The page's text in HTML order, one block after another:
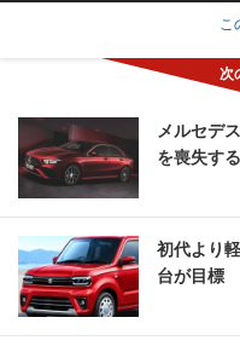
こ
メルセデ
を喪失す
初代より
台が目標